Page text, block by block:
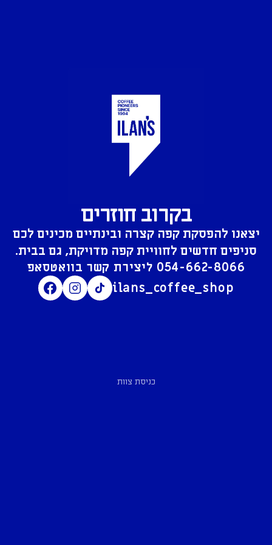
בקרוב חוזרים
יצאנו להפסקת קפה קצרה ובינתיים מכינים לכם
סניפים חדשים לחוויית קפה מדויקת, גם בבית.
054-662-8066
ilans_coffee_shop
כניסת צוות